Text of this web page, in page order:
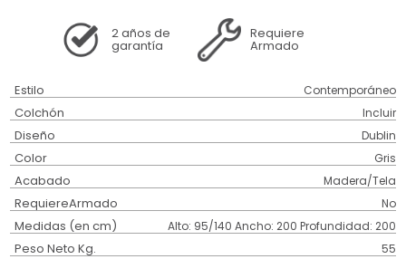
2 años de
garantía
Requiere
Armado
Estilo Contemporáneo
Colchón Incluir
Diseño Dublin
Color Gris
Acabado Madera/Tela
RequiereArmado No
Medidas (en cm) Alto: 95/140 Ancho: 200 Profundidad: 200
Peso Neto Kg. 55